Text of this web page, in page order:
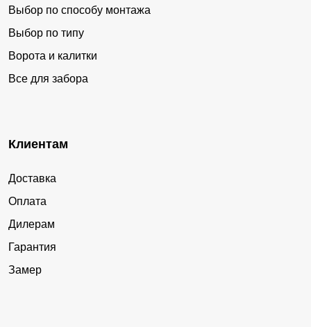
Выбор по способу монтажа
Выбор по типу
Ворота и калитки
Все для забора
Клиентам
Доставка
Оплата
Дилерам
Гарантия
Замер